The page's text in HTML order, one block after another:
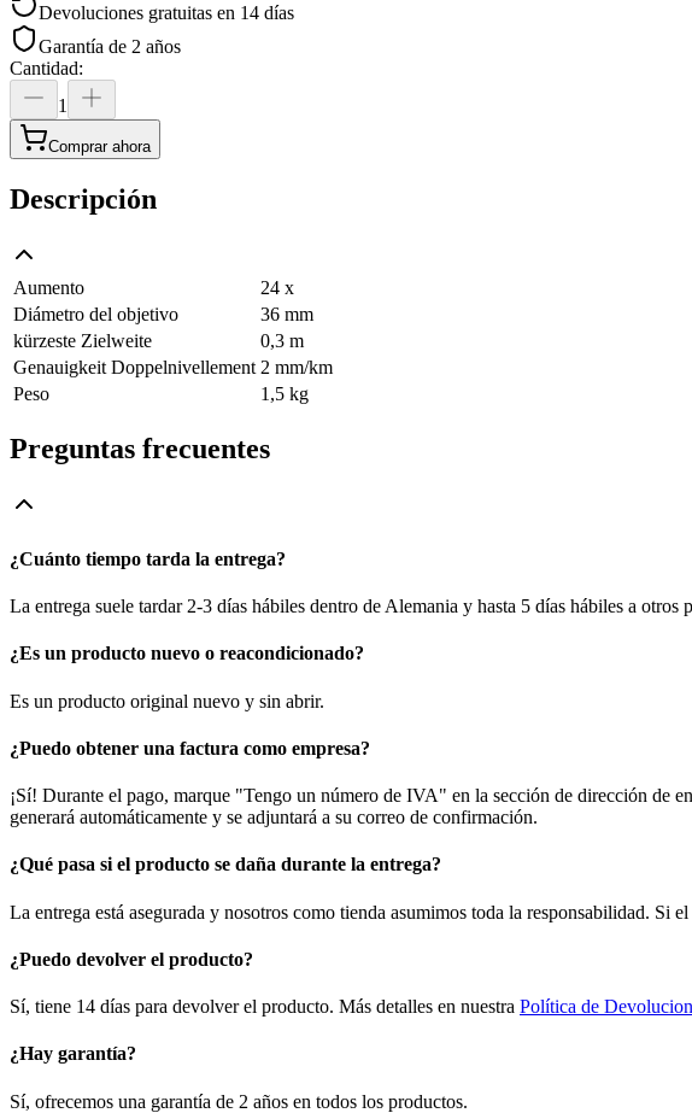
Devoluciones gratuitas en 14 días
Garantía de 2 años
Cantidad:
1
Comprar ahora
Descripción
Aumento
24 x
Diámetro del objetivo
36 mm
kürzeste Zielweite
0,3 m
Genauigkeit Doppelnivellement 2 mm/km
Peso
1,5 kg
Preguntas frecuentes
¿Cuánto tiempo tarda la entrega?
La entrega suele tardar 2-3 días hábiles dentro de Alemania y hasta 5 días hábiles a
¿Es un producto nuevo o reacondicionado?
Es un producto original nuevo y sin abrir.
¿Puedo obtener una factura como empresa?
¡Sí! Durante el pago, marque "Tengo un número de IVA" en la sección de dirección de
generará automáticamente y se adjuntará a su correo de confirmación.
¿Qué pasa si el producto se daña durante la entrega?
La entrega está asegurada y nosotros como tienda asumimos toda la responsabilidad. Si
¿Puedo devolver el producto?
Sí, tiene 14 días para devolver el producto. Más detalles en nuestra Política de
¿Hay garantía?
Sí, ofrecemos una garantía de 2 años en todos los productos.